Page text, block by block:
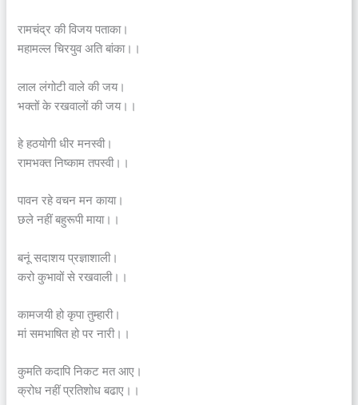
रामचंद्र की विजय पताका।
महामल्ल चिरयुव अति बांका।।
लाल लंगोटी वाले की जय।
भक्तों के रखवालों की जय।।
हे हठयोगी धीर मनस्वी।
रामभक्त निष्काम तपस्वी।।
पावन रहे वचन मन काया।
छले नहीं बहुरूपी माया।।
बनूं सदाशय प्रज्ञाशाली।
करो कुभावों से रखवाली।।
कामजयी हो कृपा तुम्हारी।
मां समभाषित हो पर नारी।।
कुमति कदापि निकट मत आए।
क्रोध नहीं प्रतिशोध बढाए।।